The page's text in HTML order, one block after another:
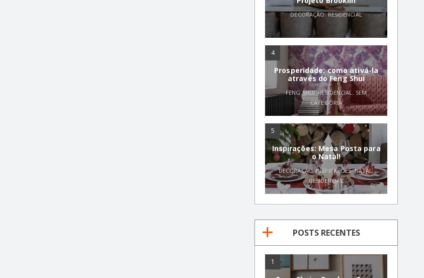
DECORAÇÃO,RESIDENCIAL
4
Prosperidade: como ativá-la
através do Feng Shui
FENG SHUI,RESIDENCIAL, SEM
CATEGORIA
5
Inspirações: Mesa Posta para
o Natal!
DECORAÇÃO,INSPIRAÇÕES,NATAL,
RESIDENCIAL
POSTS RECENTES
1